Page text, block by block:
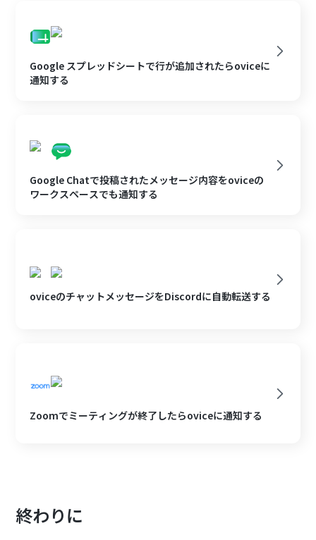
Google スプレッドシートで行が追加されたらoviceに
通知する
Google Chatで投稿されたメッセージ内容をoviceの
ワークスペースでも通知する
oviceのチャットメッセージをDiscordに自動転送する
Zoomでミーティングが終了したらoviceに通知する
終わりに